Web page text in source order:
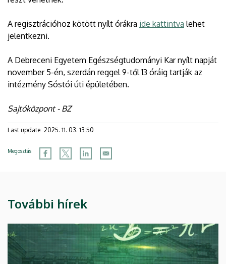
A regisztrációhoz kötött nyílt órákra ide kattintva lehet
jelentkezni.
A Debreceni Egyetem Egészségtudományi Kar nyílt napját
november 5-én, szerdán reggel 9-től 13 óráig tartják az
intézmény Sóstói úti épületében.
Sajtóközpont - BZ
Last update: 2025. 11. 03. 13:50
Megosztás
További hírek